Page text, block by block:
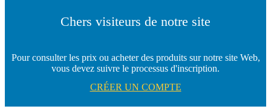
Chers visiteurs de notre site
Pour consulter les prix ou acheter des produits sur notre site Web,
vous devez suivre le processus d'inscription.
CRÉER UN COMPTE